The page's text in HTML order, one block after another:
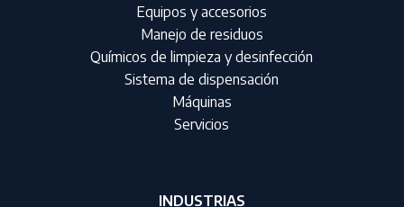
Equipos y accesorios
Manejo de residuos
Químicos de limpieza y desinfección
Sistema de dispensación
Máquinas
Servicios
INDUSTRIAS